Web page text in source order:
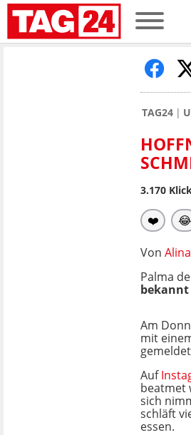
TAG24
3.170
❤️ 😂
Von
Palma
bekannt
Am
mit
Auf
beatmet
sich
schläft
essen.